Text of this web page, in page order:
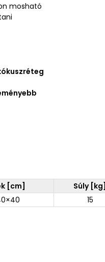
mosható
[cm]
Súly [kg]
15